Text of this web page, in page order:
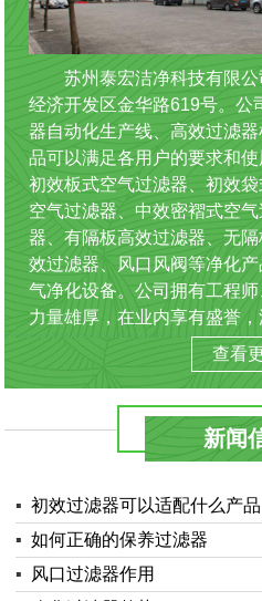
苏州泰宏洁净科技有限公
经济开发区金华路619号。公
器自动化生产线、高效过滤
品可以满足各用户的要求和
初效板式空气过滤器、初效
空气过滤器、中效密褶式空
器、有隔板高效过滤器、无
效过滤器、风口风阀等净化
气净化设备。公司拥有工程
力量雄厚，在业内享有盛誉
查看
新闻
▪ 初效过滤器可以适配什么产品
▪ 如何正确的保养过滤器
▪
风口过滤器作用